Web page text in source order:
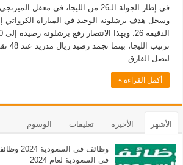
في إطار الجولة الـ26 من الليجا، في معقل
وسجل هدف برشلونة الوحيد في المباراة الكرواتي
ليصل الفارق …
أكمل القراءة »
الأشهر الأخيرة تعليقات الوسوم
وظائف في
في السعودية لعام 2024